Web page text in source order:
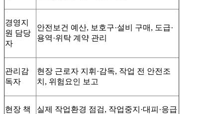
경영지
원 담당
자
안전보건 예산, 보호구·설비 구매, 도급·
용역·위탁 계약 관리
관리감
독자
현장 근로자 지휘·감독, 작업 전 안전조
치, 위험요인 보고
현장 책
실제 작업환경 점검, 작업중지·대피·응급